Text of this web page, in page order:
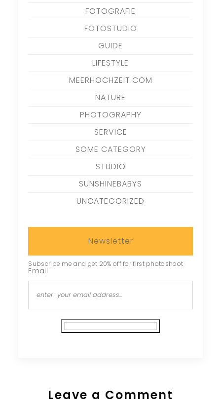
FOTOGRAFIE
FOTOSTUDIO
GUIDE
LIFESTYLE
MEERHOCHZEIT.COM
NATURE
PHOTOGRAPHY
SERVICE
SOME CATEGORY
STUDIO
SUNSHINEBABYS
UNCATEGORIZED
Newsletter
Subscribe me and get 20% off for first photoshoot
Email
Leave a Comment